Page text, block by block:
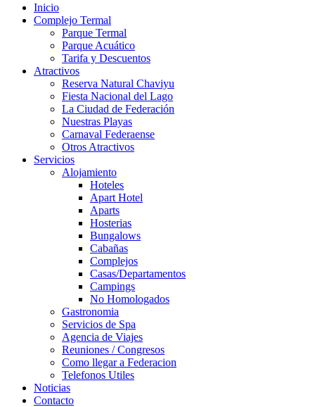
Inicio
Complejo Termal
Parque Termal
Parque Acuático
Tarifa y Descuentos
Atractivos
Reserva Natural Chaviyu
Fiesta Nacional del Lago
La Ciudad de Federación
Nuestras Playas
Carnaval Federaense
Otros Atractivos
Servicios
Alojamiento
Hoteles
Apart Hotel
Aparts
Hosterias
Bungalows
Cabañas
Complejos
Casas/Departamentos
Campings
No Homologados
Gastronomia
Servicios de Spa
Agencia de Viajes
Reuniones / Congresos
Como llegar a Federacion
Telefonos Utiles
Noticias
Contacto